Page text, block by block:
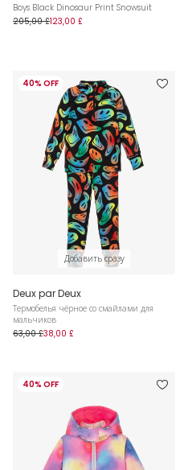
Boys Black Dinosaur Print Snowsuit
205,00 £123,00 £
40% OFF
Добавить сразу
Deux par Deux
Термобелья чёрное со смайлами для
мальчиков
63,00 £38,00 £
40% OFF